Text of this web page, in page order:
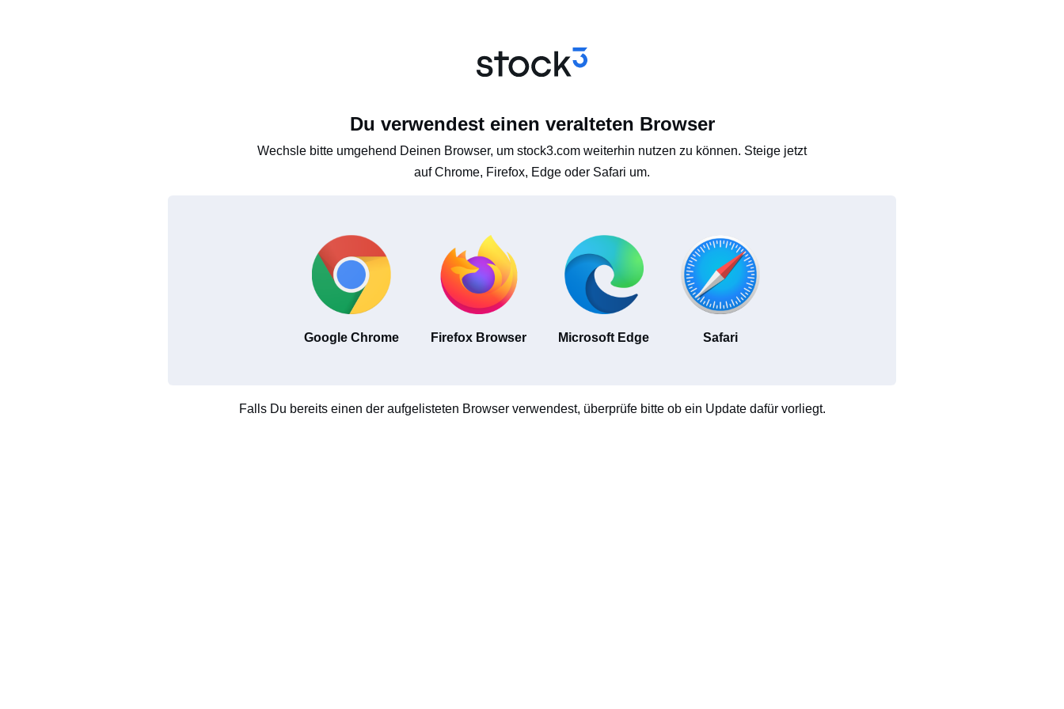
Du verwendest einen veralteten Browser
Wechsle bitte umgehend Deinen Browser, um stock3.com weiterhin nutzen zu können. Steige jetzt
auf Chrome, Firefox, Edge oder Safari um.
Google Chrome Firefox Browser Microsoft Edge Safari
Falls Du bereits einen der aufgelisteten Browser verwendest, überprüfe bitte ob ein Update dafür vorliegt.